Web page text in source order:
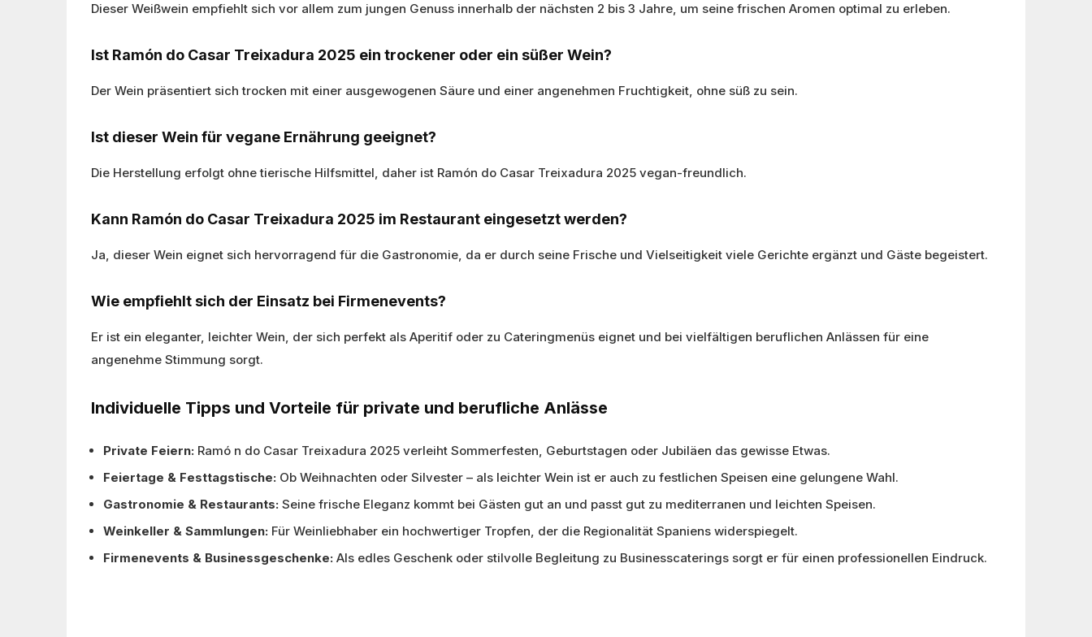
Dieser Weißwein empfiehlt sich vor allem zum jungen Genuss innerhalb der nächsten 2 bis 3 Jahre, um seine frischen Aromen optimal zu erleben.
Ist Ramón do Casar Treixadura 2025 ein trockener oder ein süßer Wein?
Der Wein präsentiert sich trocken mit einer ausgewogenen Säure und einer angenehmen Fruchtigkeit, ohne süß zu sein.
Ist dieser Wein für vegane Ernährung geeignet?
Die Herstellung erfolgt ohne tierische Hilfsmittel, daher ist Ramón do Casar Treixadura 2025 vegan-freundlich.
Kann Ramón do Casar Treixadura 2025 im Restaurant eingesetzt werden?
Ja, dieser Wein eignet sich hervorragend für die Gastronomie, da er durch seine Frische und Vielseitigkeit viele Gerichte ergänzt und Gäste begeistert.
Wie empfiehlt sich der Einsatz bei Firmenevents?
Er ist ein eleganter, leichter Wein, der sich perfekt als Aperitif oder zu Cateringmenüs eignet und bei vielfältigen beruflichen Anlässen für eine
angenehme Stimmung sorgt.
Individuelle Tipps und Vorteile für private und berufliche Anlässe
Private Feiern: Ramó n do Casar Treixadura 2025 verleiht Sommerfesten, Geburtstagen oder Jubiläen das gewisse Etwas.
Feiertage & Festtagstische: Ob Weihnachten oder Silvester – als leichter Wein ist er auch zu festlichen Speisen eine gelungene Wahl.
Gastronomie & Restaurants: Seine frische Eleganz kommt bei Gästen gut an und passt gut zu mediterranen und leichten Speisen.
Weinkeller & Sammlungen: Für Weinliebhaber ein hochwertiger Tropfen, der die Regionalität Spaniens widerspiegelt.
Firmenevents & Businessgeschenke: Als edles Geschenk oder stilvolle Begleitung zu Businesscaterings sorgt er für einen professionellen Eindruck.